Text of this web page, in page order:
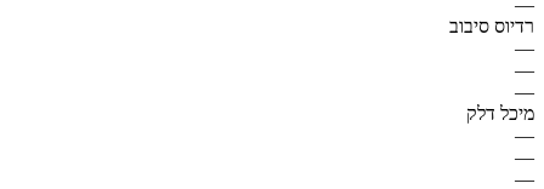
רדיוס סיבוב
—
—
—
מיכל דלק
—
—
—